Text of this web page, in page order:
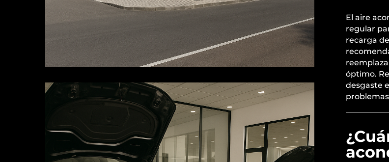
El aire
regular
recarga
óptimo.
desgaste